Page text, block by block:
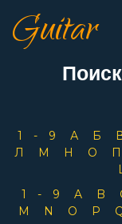
Guitar
1-9 А Б
Л
М Н О
1-9
A B
M
N O P